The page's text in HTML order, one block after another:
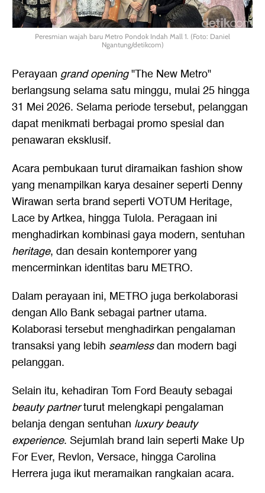
Peresmian wajah baru Metro Pondok Indah Mall 1. (Foto: Daniel
Ngantung/detikcom)
Perayaan grand opening"The New Metro"
berlangsung selama satu minggu, mulai 25 hingga
31 Mei 2026. Selama periode tersebut, pelanggan
dapat menikmati berbagai promo spesial dan
penawaran eksklusif.
Acara pembukaan turut diramaikan fashion show
yang menampilkan karya desainer seperti Denny
Wirawan serta brand seperti VOTUM Heritage,
Lace by Artkea, hingga Tulola. Peragaan ini
menghadirkan kombinasi gaya modern, sentuhan
heritage, dan desain kontemporer yang
mencerminkan identitas baru METRO.
Dalam perayaan ini, METRO juga berkolaborasi
dengan Allo Bank sebagai partner utama.
Kolaborasi tersebut menghadirkan pengalaman
transaksi yang lebih seamlessdan modern bagi
pelanggan.
Selain itu, kehadiran Tom Ford Beauty sebagai
beauty partnerturut melengkapi pengalaman
belanja dengan sentuhan luxury beauty
experience. Sejumlah brand lain seperti Make Up
For Ever, Revlon, Versace, hingga Carolina
Herrera juga ikut meramaikan rangkaian acara.